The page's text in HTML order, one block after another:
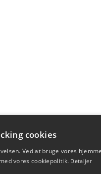
cookies
Ved at bruge vores
vores cookiepolitik. Detaljer